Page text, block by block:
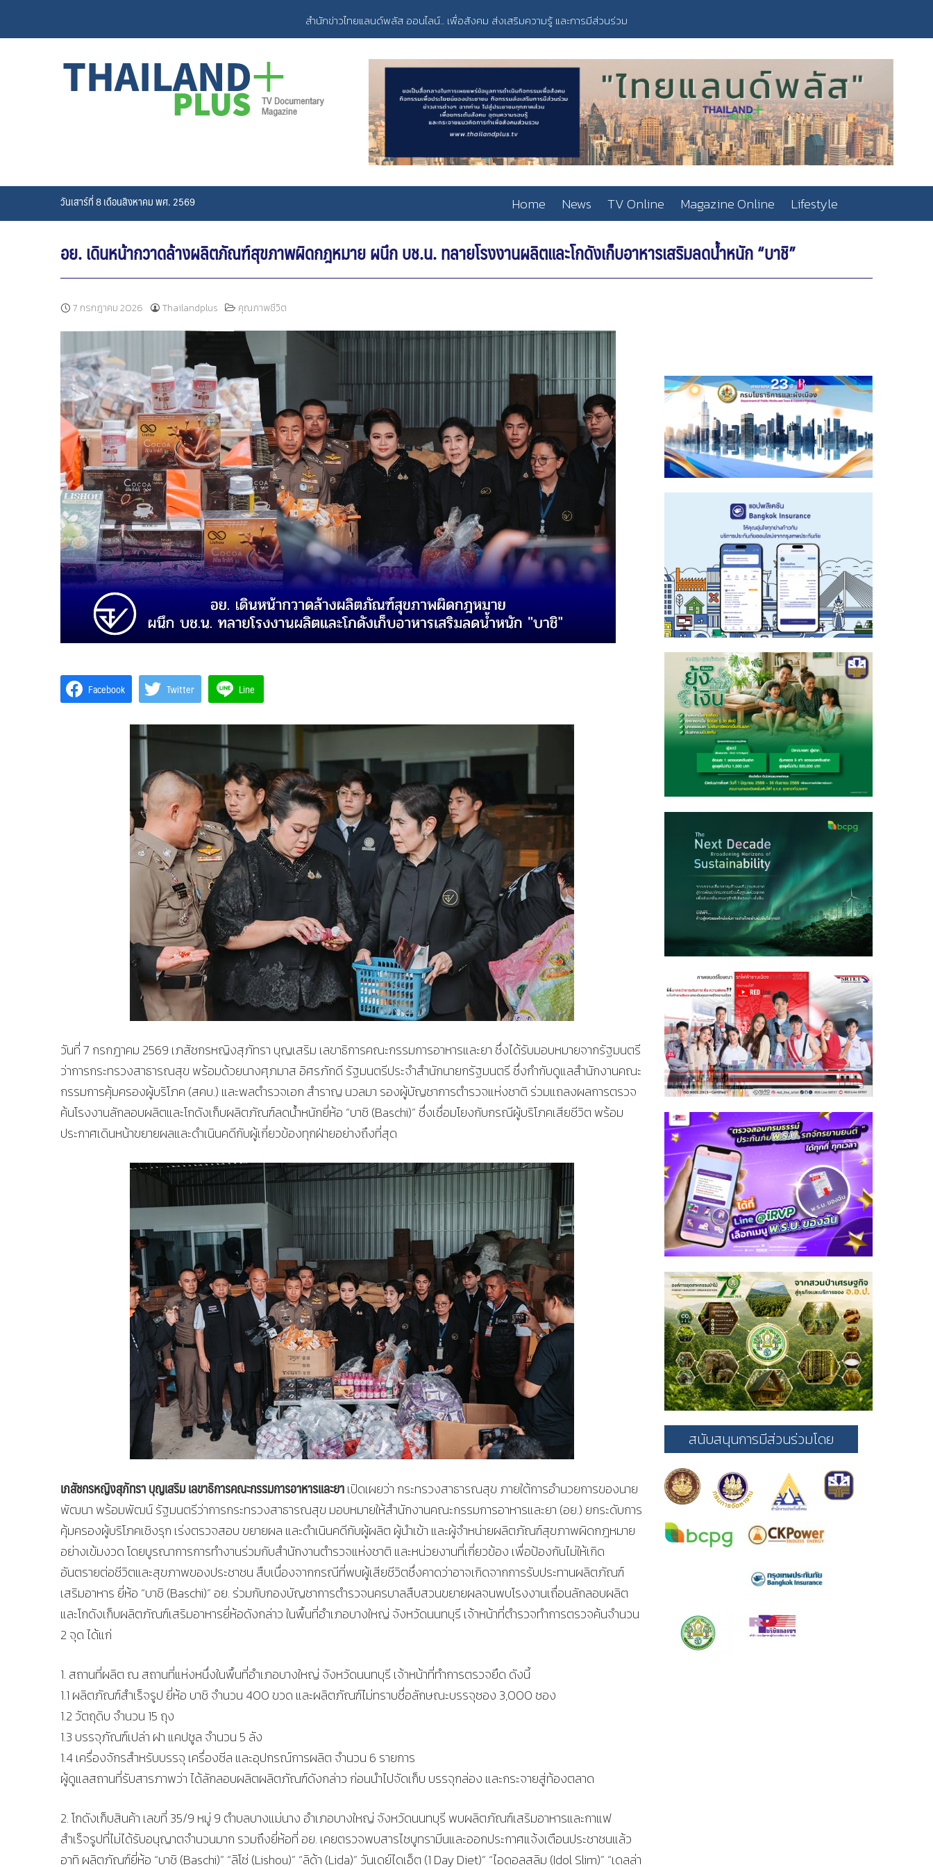
content
สำนักข่าวไทยแลนด์พลัส ออนไลน์... เพื่อสังคม ส่งเสริมความรู้ และการมีส่วนร่วม
วันเสาร์ที่ 8 เดือนสิงหาคม พศ. 2569 Home News TV Online Magazine Online Lifestyle
อย. เดินหน้ากวาดล้างผลิตภัณฑ์สุขภาพผิดกฎหมาย ผนึก บช.น. ทลายโรงงานผลิตและโกดังเก็บอาหารเสริมลดน้ำหนัก “บาชิ”
7 กรกฎาคม 2026 Thailandplus คุณภาพชีวิต
Facebook Twitter Line
วันที่ 7 กรกฎาคม 2569 เภสัชกรหญิงสุภัทรา บุญเสริม เลขาธิการคณะกรรมการอาหารและยา ซึ่งได้รับมอบหมายจากรัฐมนตรี
ว่าการกระทรวงสาธารณสุข พร้อมด้วยนางศุภมาส อิศรภักดี รัฐมนตรีประจำสำนักนายกรัฐมนตรี ซึ่งกำกับดูแลสำนักงานคณะ
กรรมการคุ้มครองผู้บริโภค (สคบ.) และพลตำรวจเอก สำราญ นวลมา รองผู้บัญชาการตำรวจแห่งชาติ ร่วมแถลงผลการตรวจ
ค้นโรงงานลักลอบผลิตและโกดังเก็บผลิตภัณฑ์ลดน้ำหนักยี่ห้อ “บาชิ (Baschi)” ซึ่งเชื่อมโยงกับกรณีผู้บริโภคเสียชีวิต พร้อม
ประกาศเดินหน้าขยายผลและดำเนินคดีกับผู้เกี่ยวข้องทุกฝ่ายอย่างถึงที่สุด
เภสัชกรหญิงสุภัทรา บุญเสริม เลขาธิการคณะกรรมการอาหารและยาเปิดเผยว่า กระทรวงสาธารณสุข ภายใต้การอำนวยการของนาย
พัฒนา พร้อมพัฒน์ รัฐมนตรีว่าการกระทรวงสาธารณสุข มอบหมายให้สำนักงานคณะกรรมการอาหารและยา (อย.) ยกระดับการ
คุ้มครองผู้บริโภคเชิงรุก เร่งตรวจสอบ ขยายผล และดำเนินคดีกับผู้ผลิต ผู้นำเข้า และผู้จำหน่ายผลิตภัณฑ์สุขภาพผิดกฎหมาย
อย่างเข้มงวด โดยบูรณาการการทำงานร่วมกับสำนักงานตำรวจแห่งชาติ และหน่วยงานที่เกี่ยวข้อง เพื่อป้องกันไม่ให้เกิด
อันตรายต่อชีวิตและสุขภาพของประชาชน สืบเนื่องจากกรณีที่พบผู้เสียชีวิตซึ่งคาดว่าอาจเกิดจากการรับประทานผลิตภัณฑ์
เสริมอาหาร ยี่ห้อ “บาชิ (Baschi)” อย. ร่วมกับกองบัญชาการตำรวจนครบาลสืบสวนขยายผลจนพบโรงงานเถื่อนลักลอบผลิต
และโกดังเก็บผลิตภัณฑ์เสริมอาหารยี่ห้อดังกล่าว ในพื้นที่อำเภอบางใหญ่ จังหวัดนนทบุรี เจ้าหน้าที่ตำรวจทำการตรวจค้นจำนวน
2 จุด ได้แก่
1. สถานที่ผลิต ณ สถานที่แห่งหนึ่งในพื้นที่อำเภอบางใหญ่ จังหวัดนนทบุรี เจ้าหน้าที่ทำการตรวจยึด ดังนี้
1.1 ผลิตภัณฑ์สำเร็จรูป ยี่ห้อ บาชิ จำนวน 400 ขวด และผลิตภัณฑ์ไม่ทราบชื่อลักษณะบรรจุซอง 3,000 ซอง
1.2 วัตถุดิบ จำนวน 15 ถุง
1.3 บรรจุภัณฑ์เปล่า ฝา แคปซูล จำนวน 5 ลัง
1.4 เครื่องจักรสำหรับบรรจุ เครื่องซีล และอุปกรณ์การผลิต จำนวน 6 รายการ
ผู้ดูแลสถานที่รับสารภาพว่า ได้ลักลอบผลิตผลิตภัณฑ์ดังกล่าว ก่อนนำไปจัดเก็บ บรรจุกล่อง และกระจายสู่ท้องตลาด
2. โกดังเก็บสินค้า เลขที่ 35/9 หมู่ 9 ตำบลบางแม่นาง อำเภอบางใหญ่ จังหวัดนนทบุรี พบผลิตภัณฑ์เสริมอาหารและกาแฟ
สำเร็จรูปที่ไม่ได้รับอนุญาตจำนวนมาก รวมถึงยี่ห้อที่ อย. เคยตรวจพบสารไซบูทรามีนและออกประกาศแจ้งเตือนประชาชนแล้ว
อาทิ ผลิตภัณฑ์ยี่ห้อ “บาชิ (Baschi)” “ลิโซ่ (Lishou)” “ลิด้า (Lida)” วันเดย์ไดเอ็ต (1 Day Diet)” “ไอดอลสลิม (Idol Slim)” “เดลล่า
สนับสนุนการมีส่วนร่วมโดย